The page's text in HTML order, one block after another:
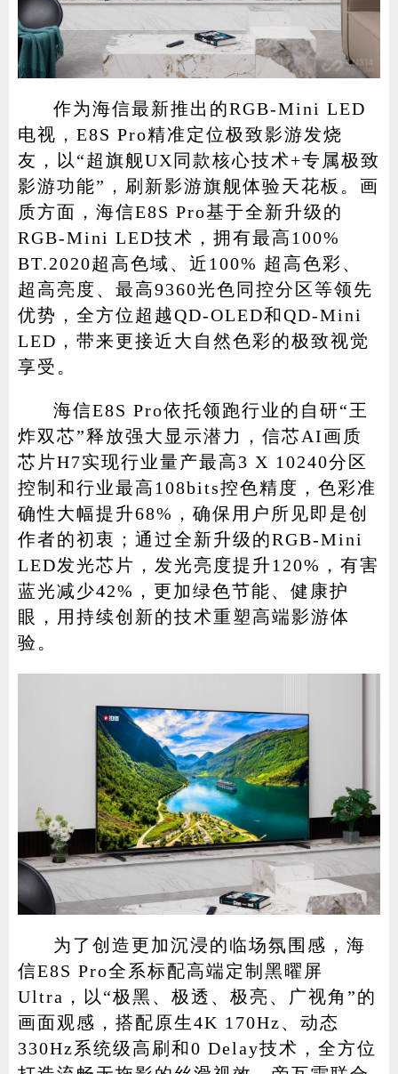
作为海信最新推出的RGB-Mini LED
电视，E8S Pro精准定位极致影游发烧
友，以“超旗舰UX同款核心技术+专属极致
影游功能”，刷新影游旗舰体验天花板。画
质方面，海信E8S Pro基于全新升级的
RGB-Mini LED技术，拥有最高100%
BT.2020超高色域、近100% 超高色彩、
超高亮度、最高9360光色同控分区等领先
优势，全方位超越QD-OLED和QD-Mini
LED，带来更接近大自然色彩的极致视觉
享受。
海信E8S Pro依托领跑行业的自研“王
炸双芯”释放强大显示潜力，信芯AI画质
芯片H7实现行业量产最高3 X 10240分区
控制和行业最高108bits控色精度，色彩准
确性大幅提升68%，确保用户所见即是创
作者的初衷；通过全新升级的RGB-Mini
LED发光芯片，发光亮度提升120%，有害
蓝光减少42%，更加绿色节能、健康护
眼，用持续创新的技术重塑高端影游体
验。
为了创造更加沉浸的临场氛围感，海
信E8S Pro全系标配高端定制黑曜屏
Ultra，以“极黑、极透、极亮、广视角”的
画面观感，搭配原生4K 170Hz、动态
330Hz系统级高刷和0 Delay技术，全方位